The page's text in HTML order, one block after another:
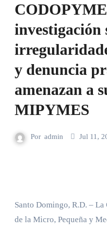
investigación
y denuncia
amenazan a
MIPYMES
Por admin Jul 11,
Santo Domingo, R.D. –
de la Micro, Pequeña y